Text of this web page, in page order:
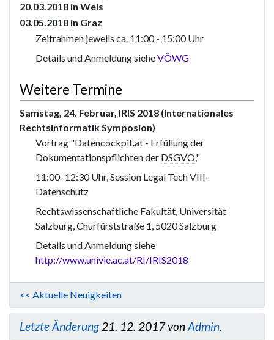
20.03.2018 in Wels
03.05.2018 in Graz
Zeitrahmen jeweils ca. 11:00 - 15:00 Uhr
Details und Anmeldung sieheVÖWG
Weitere Termine
Samstag, 24. Februar, IRIS 2018 (Internationales
Rechtsinformatik Symposion)
Vortrag "Datencockpit.at - Erfüllung der
Dokumentationspflichten der DSGVO,"
11:00–12:30 Uhr, Session Legal Tech VIII-
Datenschutz
Rechtswissenschaftliche Fakultät, Universität
Salzburg, Churfürststraße 1, 5020 Salzburg
Details und Anmeldung siehe
http://www.univie.ac.at/RI/IRIS2018
<< Aktuelle Neuigkeiten
Letzte Änderung21. 12. 2017 vonAdmin.